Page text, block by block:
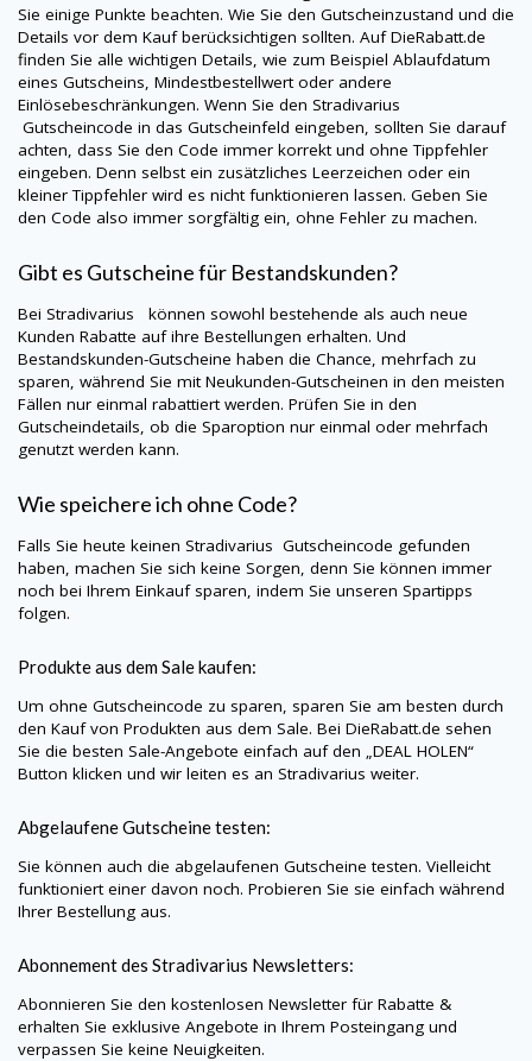
Sie einige Punkte beachten. Wie Sie den Gutscheinzustand und die
Details vor dem Kauf berücksichtigen sollten. AufDieRabatt.de
finden Sie alle wichtigen Details, wie zum Beispiel Ablaufdatum
eines Gutscheins, Mindestbestellwert oder andere
Einlösebeschränkungen. Wenn Sie den Stradivarius
Gutscheincode in das Gutscheinfeld eingeben, sollten Sie darauf
achten, dass Sie den Code immer korrekt und ohne Tippfehler
eingeben. Denn selbst ein zusätzliches Leerzeichen oder ein
kleiner Tippfehler wird es nicht funktionieren lassen. Geben Sie
den Code also immer sorgfältig ein, ohne Fehler zu machen.
Gibt es Gutscheine für Bestandskunden?
Bei Stradivarius
können sowohl bestehende als auch neue
Kunden Rabatte auf ihre Bestellungen erhalten. Und
Bestandskunden-Gutscheine haben die Chance, mehrfach zu
sparen, während Sie mit Neukunden-Gutscheinen in den meisten
Fällen nur einmal rabattiert werden. Prüfen Sie in den
Gutscheindetails, ob die Sparoption nur einmal oder mehrfach
genutzt werden kann.
Wie speichere ich ohne Code?
Falls Sie heute keinen Stradivarius Gutscheincode gefunden
haben, machen Sie sich keine Sorgen, denn Sie können immer
noch bei Ihrem Einkauf sparen, indem Sie unseren Spartipps
folgen.
Produkte aus dem Sale kaufen:
Um ohne Gutscheincode zu sparen, sparen Sie am besten durch
den Kauf von Produkten aus dem Sale. Bei DieRabatt.de sehen
Sie die besten Sale-Angebote einfach auf den „DEAL HOLEN“
Button klicken und wir leiten es an Stradivarius weiter.
Abgelaufene Gutscheine testen:
Sie können auch die abgelaufenen Gutscheine testen. Vielleicht
funktioniert einer davon noch. Probieren Sie sie einfach während
Ihrer Bestellung aus.
Abonnement des Stradivarius Newsletters:
Abonnieren Sie den kostenlosen Newsletter für Rabatte &
erhalten Sie exklusive Angebote in Ihrem Posteingang und
verpassen Sie keine Neuigkeiten.